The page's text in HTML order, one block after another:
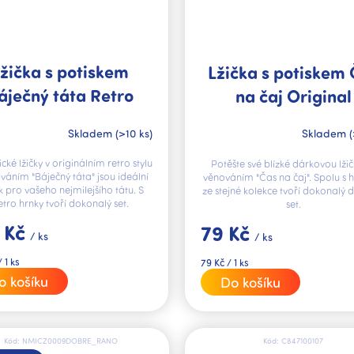
s potiskem
táta Retro
Skladem (>10 ks)
/ ks
1 ks
košíku
lžičky v originálním retro stylu
"Báječný táta" jsou ideální
pro vašeho nejmilejšího tátu. S
hrnky tvoří dokonalý set.
Lžička s potiskem
na čaj Original
Skladem
79 Kč / ks
Měrná
cena:
79 Kč / 1 ks
Do košíku
Potěšte své blízké dárkovou
věnováním "Čas na čaj". Spolu s
ze stejné kolekce tvoří dokonalý
set.
Kód: NMICZ0009DOBRE_RANO Kód: C847100107